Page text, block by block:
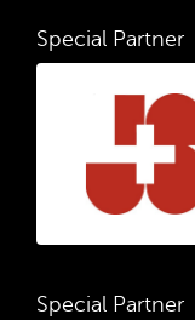
Special Partner
Special Partner